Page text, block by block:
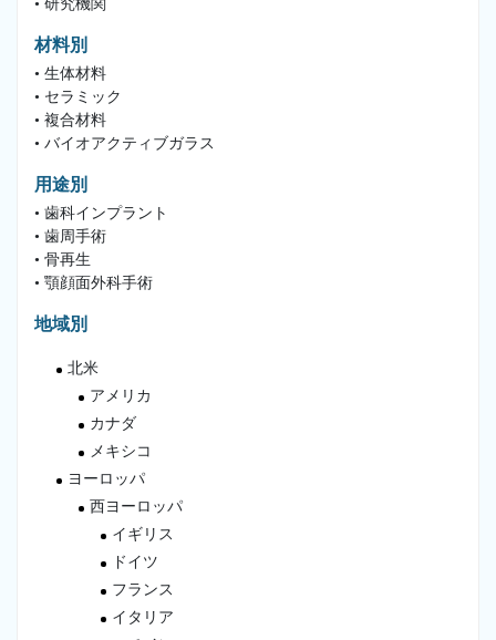
• 研究機関
材料別
• 生体材料
• セラミック
• 複合材料
• バイオアクティブガラス
用途別
• 歯科インプラント
• 歯周手術
• 骨再生
• 顎顔面外科手術
地域別
北米
アメリカ
カナダ
メキシコ
ヨーロッパ
西ヨーロッパ
イギリス
ドイツ
フランス
イタリア